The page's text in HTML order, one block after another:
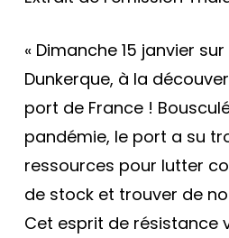
« Dimanche 15 janvier
Dunkerque, à la
port de France !
pandémie, le port a su
ressources pour lutter
de stock et trouver de
Cet esprit de résistance